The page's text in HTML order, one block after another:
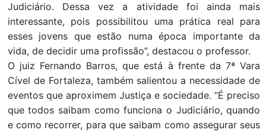
Judiciário. Dessa vez a atividade foi ainda mais
interessante, pois possibilitou uma prática real para
esses jovens que estão numa época importante da
vida, de decidir uma profissão”, destacou o professor.
O juiz Fernando Barros, que está à frente da 7ª Vara
Cível de Fortaleza, também salientou a necessidade de
eventos que aproximem Justiça e sociedade. “É preciso
que todos saibam como funciona o Judiciário, quando
e como recorrer, para que saibam como assegurar seus